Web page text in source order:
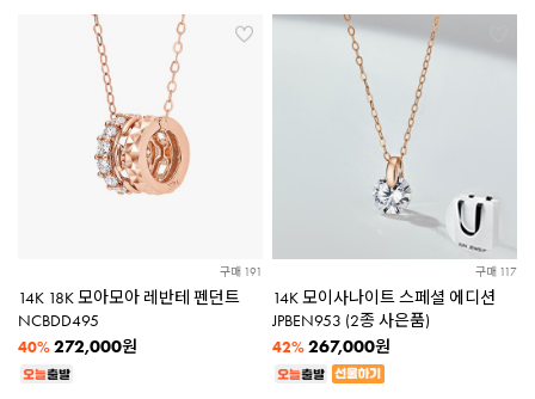
구매 191
14K 18K 모아모아 레반테 펜던트
NCBDD495
40% 272,000원
구매 117
14K 모이사나이트 스페셜 에디션
JPBEN953 (2종 사은품)
42% 267,000원